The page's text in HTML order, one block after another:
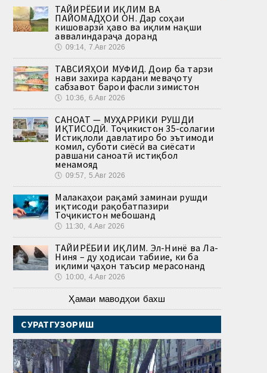
ТАҒЙИРЁБИИ ИҚЛИМ ВА
ПАЙОМАДҲОИ ОН. Дар соҳаи
кишоварзӣ ҳаво ва иқлим нақши
аввалиндараҷа доранд
🕔 09:14, 7.Авг 2026
ТАВСИЯҲОИ МУФИД. Доир ба тарзи
нави захира кардани меваҷоту
сабзавот барои фасли зимистон
🕔 10:36, 6.Авг 2026
САНОАТ — МУҲАРРИКИ РУШДИ
ИҚТИСОДӢ. Тоҷикистон 35-солагии
Истиқлоли давлатиро бо эътимоди
комил, суботи сиёсӣ ва сиёсати
равшани саноатӣ истиқбол
менамояд
🕔 09:57, 5.Авг 2026
Малакаҳои рақамӣ заминаи рушди
иқтисоди рақобатпазири
Тоҷикистон мебошанд
🕔 11:30, 4.Авг 2026
ТАҒЙИРЁБИИ ИҚЛИМ. Эл-Нинё ва Ла-
Ниня – ду ҳодисаи табиие, ки ба
иқлими ҷаҳон таъсир мерасонанд
🕔 10:00, 4.Авг 2026
Ҳамаи маводҳои бахш
СУРАТГУЗОРИШ